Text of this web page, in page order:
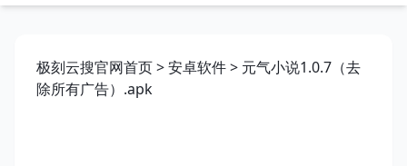
极刻云搜官网首页>安卓软件> 元气小说1.0.7（去
除所有广告）.apk